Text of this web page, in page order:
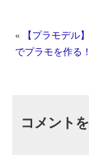
«
【プラモデル
でプラモを作る！
コメント